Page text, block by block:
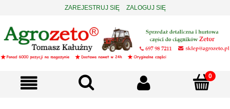
ZAREJESTRUJ SIĘ ZALOGUJ SIĘ